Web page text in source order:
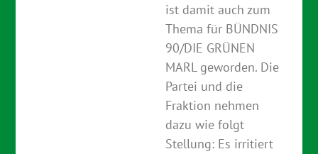
ist damit auch zum
Thema für BÜNDNIS
90/DIE GRÜNEN
MARL geworden. Die
Partei und die
Fraktion nehmen
dazu wie folgt
Stellung: Es irritiert